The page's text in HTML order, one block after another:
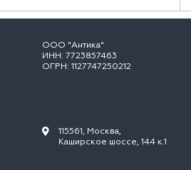
ООО "Антика"
ИНН: 7723857463
ОГРН: 1127747250212
115561, Москва,
Каширское шоссе, 144 к.1